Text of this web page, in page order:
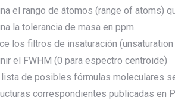
el rango de átomos (range of atoms)
la tolerancia de masa en ppm.
los filtros de insaturación
el FWHM (0 para espectro centroide)
lista de posibles fórmulas moleculares
correspondientes publicadas en